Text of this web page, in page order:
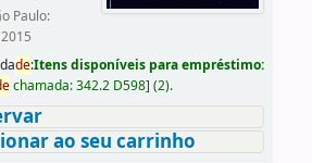
Paulo:
de:Itens disponíveis para empréstimo:
chamada:342.2 D598] (2).
ao seu carrinho